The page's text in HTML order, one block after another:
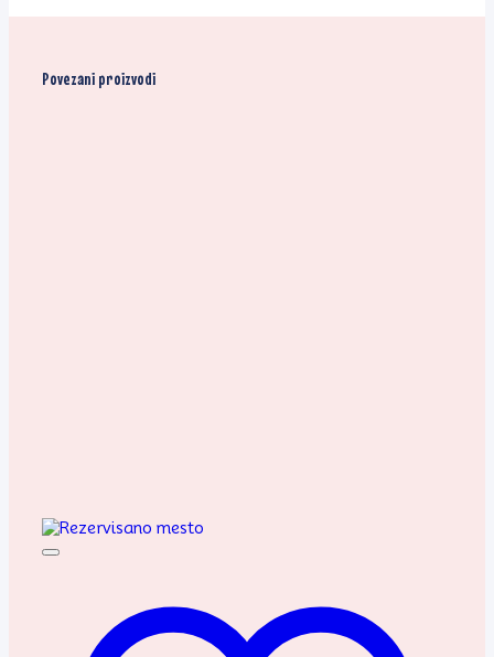
Povezani proizvodi